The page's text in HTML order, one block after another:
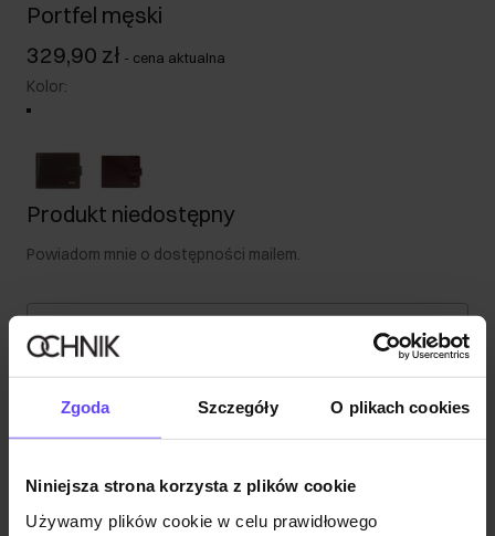
Zgoda Szczegóły O plikach cookies
Niniejsza strona korzysta z plików cookie
Używamy plików cookie w celu prawidłowego
Portfel męski
329,90 zł - cena aktualna
Kolor:
Produkt niedostępny
Powiadom mnie o dostępności mailem.
Powiadom o dostępności